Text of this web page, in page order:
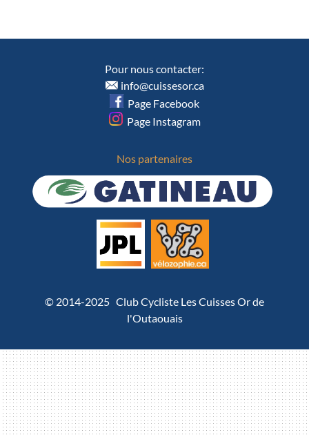
Nos partenaires
© 2014-2025 Club Cycliste Les Cuisses Or de
l'Outaouais
Pour nous contacter:
info@cuissesor.ca
Page Facebook
Page Instagram